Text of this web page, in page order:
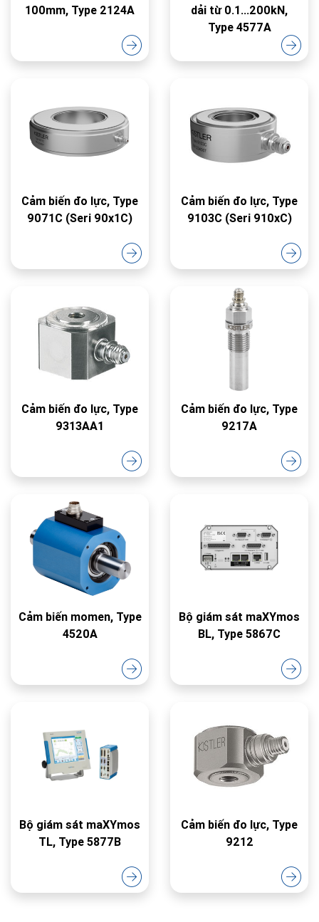
100mm, Type 2124A
dải từ 0.1...200kN,
Type 4577A
Cảm biến đo lực, Type
9071C (Seri 90x1C)
Cảm biến đo lực, Type
9103C (Seri 910xC)
Cảm biến đo lực, Type
9313AA1
Cảm biến đo lực, Type
9217A
Cảm biến momen, Type
4520A
Bộ giám sát maXYmos
BL, Type 5867C
Bộ giám sát maXYmos
TL, Type 5877B
Cảm biến đo lực, Type
9212